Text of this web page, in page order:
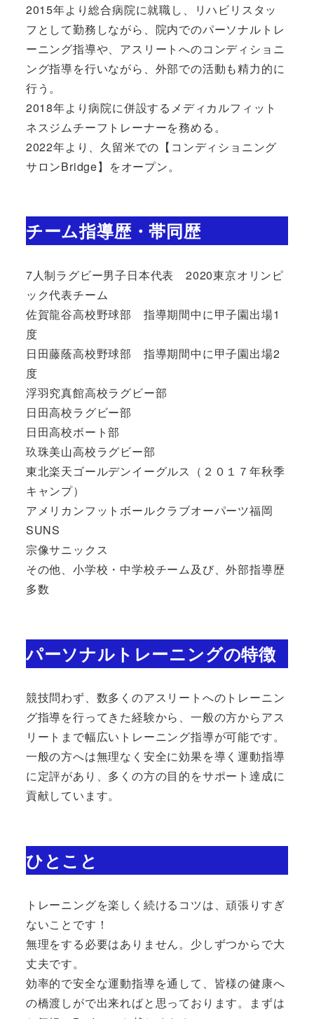
2015年より総合病院に就職し、リハビリスタッ
フとして勤務しながら、院内でのパーソナルトレ
ーニング指導や、アスリートへのコンディショニ
ング指導を行いながら、外部での活動も精力的に
行う。
2018年より病院に併設するメディカルフィット
ネスジムチーフトレーナーを務める。
2022年より、久留米での【コンディショニング
サロンBridge】をオープン。
チーム指導歴・帯同歴
7人制ラグビー男子日本代表 2020東京オリンピ
ック代表チーム
佐賀龍谷高校野球部 指導期間中に甲子園出場1
度
日田藤蔭高校野球部 指導期間中に甲子園出場2
度
浮羽究真館高校ラグビー部
日田高校ラグビー部
日田高校ボート部
玖珠美山高校ラグビー部
東北楽天ゴールデンイーグルス（２０１７年秋季
キャンプ）
アメリカンフットボールクラブオーパーツ福岡
SUNS
宗像サニックス
その他、小学校・中学校チーム及び、外部指導歴
多数
パーソナルトレーニングの特徴
競技問わず、数多くのアスリートへのトレーニン
グ指導を行ってきた経験から、一般の方からアス
リートまで幅広いトレーニング指導が可能です。
一般の方へは無理なく安全に効果を導く運動指導
に定評があり、多くの方の目的をサポート達成に
貢献しています。
ひとこと
トレーニングを楽しく続けるコツは、頑張りすぎ
ないことです！
無理をする必要はありません。少しずつからで大
丈夫です。
効率的で安全な運動指導を通して、皆様の健康へ
の橋渡しがで出来ればと思っております。まずは